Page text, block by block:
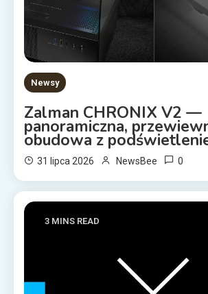
Newsy
Zalman CHRONIX V2 —
panoramiczna,
obudowa z
31 lipca 2026 NewsBee 0
3 MINS READ